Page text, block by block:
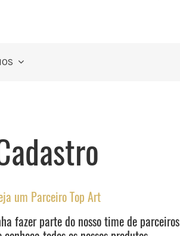
um Parceiro Top Art
fazer parte do nosso time de